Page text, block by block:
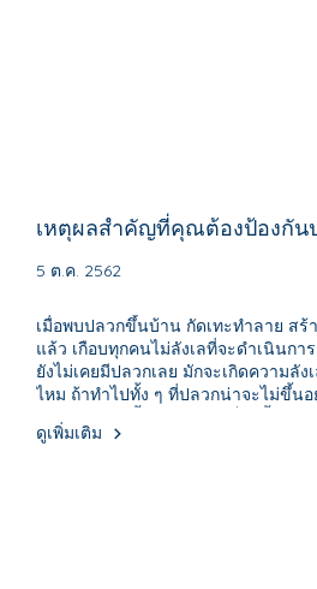
เหตุผลสำคัญที่คุณต้องป้องกัน
5 ต.ค. 2562
เมื่อพบปลวกขึ้นบ้าน กัดเทะทำลาย สร้
แล้ว เกือบทุกคนไม่ลังเลที่จะดำเนินก
ยังไม่เคยมีปลวกเลย มักจะเกิดความลัง
ไหม ถ้าทำไปทั้ง ๆ ที่ปลวกน่าจะไม่ขึ้นอ
เปล่า? ปลวกขึ้นค่อยจัดการก็ได้มั้ง?
ดูเพิ่มเติม